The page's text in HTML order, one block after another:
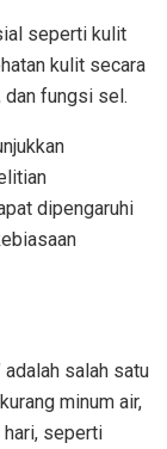
seperti kulit
kulit secara
fungsi sel.
dipengaruhi
adalah salah satu
minum air,
seperti